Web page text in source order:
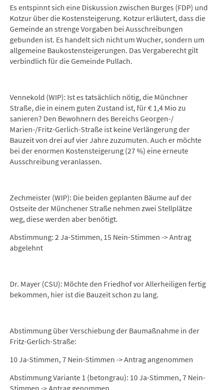
Es entspinnt sich eine Diskussion zwischen Burges (FDP) und
Kotzur über die Kostensteigerung. Kotzur erläutert, dass die
Gemeinde an strenge Vorgaben bei Ausschreibungen
gebunden ist. Es handelt sich nicht um Wucher, sondern um
allgemeine Baukostensteigerungen. Das Vergaberecht gilt
verbindlich für die Gemeinde Pullach.
Vennekold (WIP): Ist es tatsächlich nötig, die Münchner
Straße, die in einem guten Zustand ist, für € 1,4 Mio zu
sanieren? Den Bewohnern des Bereichs Georgen-/
Marien-/Fritz-Gerlich-Straße ist keine Verlängerung der
Bauzeit von drei auf vier Jahre zuzumuten. Auch er möchte
bei der enormen Kostensteigerung (27 %) eine erneute
Ausschreibung veranlassen.
Zechmeister (WIP): Die beiden geplanten Bäume auf der
Ostseite der Münchener Straße nehmen zwei Stellplätze
weg, diese werden aber benötigt.
Abstimmung: 2 Ja-Stimmen, 15 Nein-Stimmen -> Antrag
abgelehnt
Dr. Mayer (CSU): Möchte den Friedhof vor Allerheiligen fertig
bekommen, hier ist die Bauzeit schon zu lang.
Abstimmung über Verschiebung der Baumaßnahme in der
Fritz-Gerlich-Straße:
10 Ja-Stimmen, 7 Nein-Stimmen -> Antrag angenommen
Abstimmung Variante 1 (betongrau): 10 Ja-Stimmen, 7 Nein-
Stimmen -> Antrag genommen